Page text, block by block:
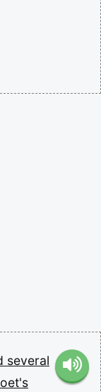
several